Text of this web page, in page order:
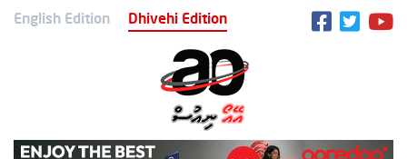
English Edition Dhivehi Edition